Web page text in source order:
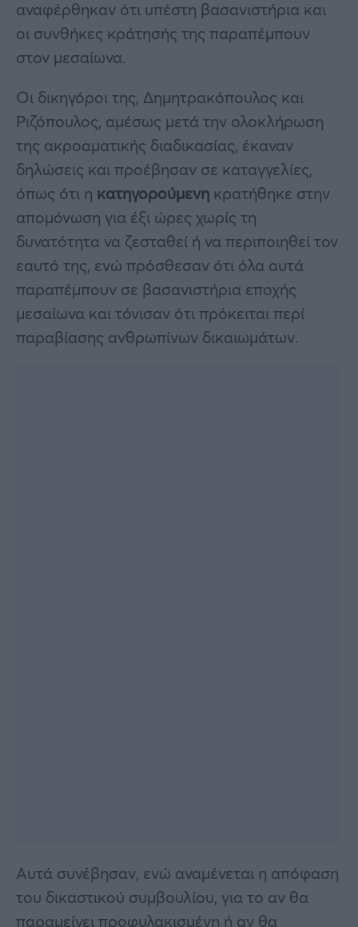
αναφέρθηκαν ότι υπέστη βασανιστήρια και
οι συνθήκες κράτησής της παραπέμπουν
στον μεσαίωνα.
Οι δικηγόροι της, Δημητρακόπουλος και
Ριζόπουλος, αμέσως μετά την ολοκλήρωση
της ακροαματικής διαδικασίας, έκαναν
δηλώσεις και προέβησαν σε καταγγελίες,
όπως ότι η κατηγορούμενη κρατήθηκε στην
απομόνωση για έξι ώρες χωρίς τη
δυνατότητα να ζεσταθεί ή να περιποιηθεί τον
εαυτό της, ενώ πρόσθεσαν ότι όλα αυτά
παραπέμπουν σε βασανιστήρια εποχής
μεσαίωνα και τόνισαν ότι πρόκειται περί
παραβίασης ανθρωπίνων δικαιωμάτων.
Αυτά συνέβησαν, ενώ αναμένεται η απόφαση
του δικαστικού συμβουλίου, για το αν θα
παραμείνει προφυλακισμένη ή αν θα